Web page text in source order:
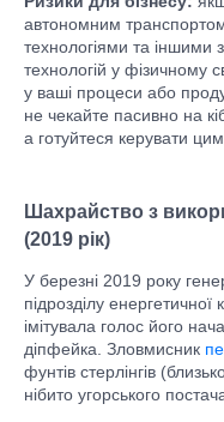
автономним
технологіями та іншими
технологій у фізичному
у ваші процеси або
не чекайте пасивно на
а готуйтеся керувати
Шахрайство з
(2019 рік)
У березні 2019 року
підрозділу
імітувала голос його
діпфейка. Зловмисник
фунтів стерлінгів
нібито угорського